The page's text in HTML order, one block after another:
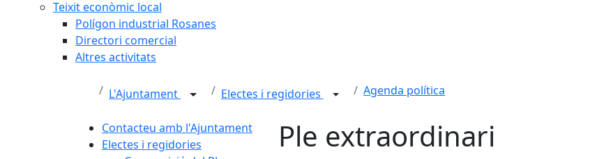
Teixit econòmic local
Polígon industrial Rosanes
Directori comercial
Altres activitats
L'Ajuntament Electes i regidories Agenda política
Contacteu amb l'Ajuntament
Electes i regidories
Ple extraordinari